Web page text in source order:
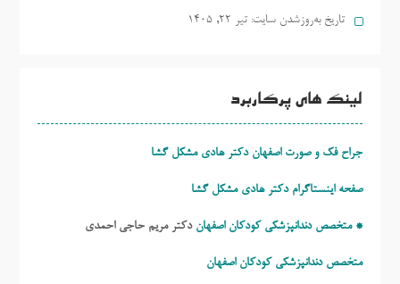
تاریخ به‌روزشدن سایت: تیر ۲۲, ۱۴۰۵
لینک های پرکاربرد
جراح فک و صورت اصفهان دکتر هادی مشکل گشا
صفحه اینستاگرام دکتر هادی مشکل گشا
* متخصص دندانپزشکی کودکان اصفهان دکتر مریم حاجی احمدی
متخصص دندانپزشکی کودکان اصفهان